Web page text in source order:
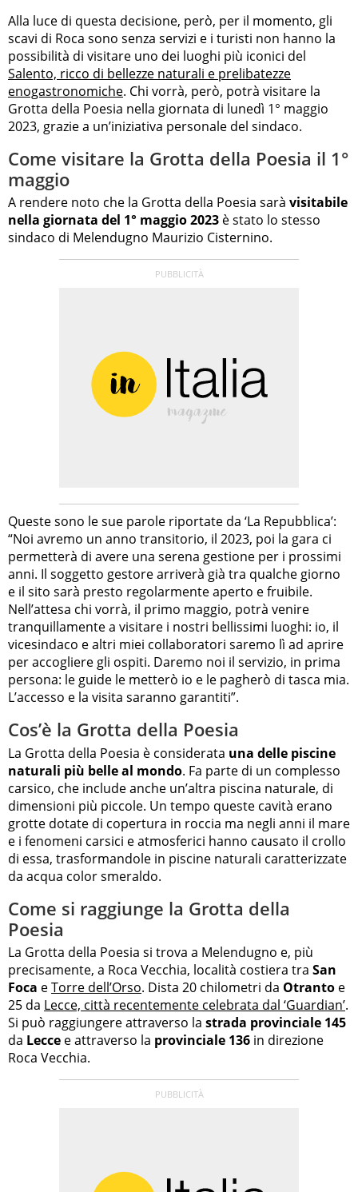
Alla luce di questa decisione, però, per il momento, gli
scavi di Roca sono senza servizi e i turisti non hanno la
possibilità di visitare uno dei luoghi più iconici del
Salento, ricco di bellezze naturali e prelibatezze
enogastronomiche. Chi vorrà, però, potrà visitare la
Grotta della Poesia nella giornata di lunedì 1° maggio
2023, grazie a un’iniziativa personale del sindaco.
Come visitare la Grotta della Poesia il 1°
maggio
A rendere noto che la Grotta della Poesia sarà visitabile
nella giornata del 1° maggio 2023 è stato lo stesso
sindaco di Melendugno Maurizio Cisternino.
Queste sono le sue parole riportate da ‘La Repubblica’:
“Noi avremo un anno transitorio, il 2023, poi la gara ci
permetterà di avere una serena gestione per i prossimi
anni. Il soggetto gestore arriverà già tra qualche giorno
e il sito sarà presto regolarmente aperto e fruibile.
Nell’attesa chi vorrà, il primo maggio, potrà venire
tranquillamente a visitare i nostri bellissimi luoghi: io, il
vicesindaco e altri miei collaboratori saremo lì ad aprire
per accogliere gli ospiti. Daremo noi il servizio, in prima
persona: le guide le metterò io e le pagherò di tasca mia.
L’accesso e la visita saranno garantiti”.
Cos’è la Grotta della Poesia
La Grotta della Poesia è considerata una delle piscine
naturali più belle al mondo. Fa parte di un complesso
carsico, che include anche un’altra piscina naturale, di
dimensioni più piccole. Un tempo queste cavità erano
grotte dotate di copertura in roccia ma negli anni il mare
e i fenomeni carsici e atmosferici hanno causato il crollo
di essa, trasformandole in piscine naturali caratterizzate
da acqua color smeraldo.
Come si raggiunge la Grotta della
Poesia
La Grotta della Poesia si trova a Melendugno e, più
precisamente, a Roca Vecchia, località costiera tra San
Foca eTorre dell’Orso. Dista 20 chilometri da Otranto e
25 da Lecce, città recentemente celebrata dal ‘Guardian’.
Si può raggiungere attraverso la strada provinciale 145
da Lecce e attraverso la provinciale 136 in direzione
Roca Vecchia.